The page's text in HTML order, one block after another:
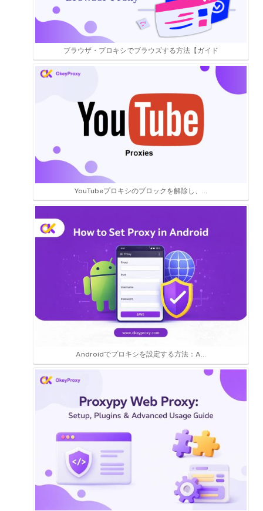
ブラウザ・プロキシでブラウズする方法【ガイド
YouTubeプロキシのブロックを解除し、...
Androidでプロキシを設定する方法：A...